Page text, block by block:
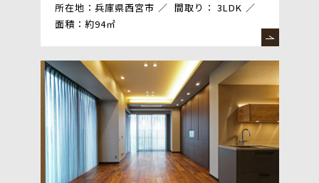
所在地：兵庫県西宮市
間取り： 3LDK
面積：約94㎡